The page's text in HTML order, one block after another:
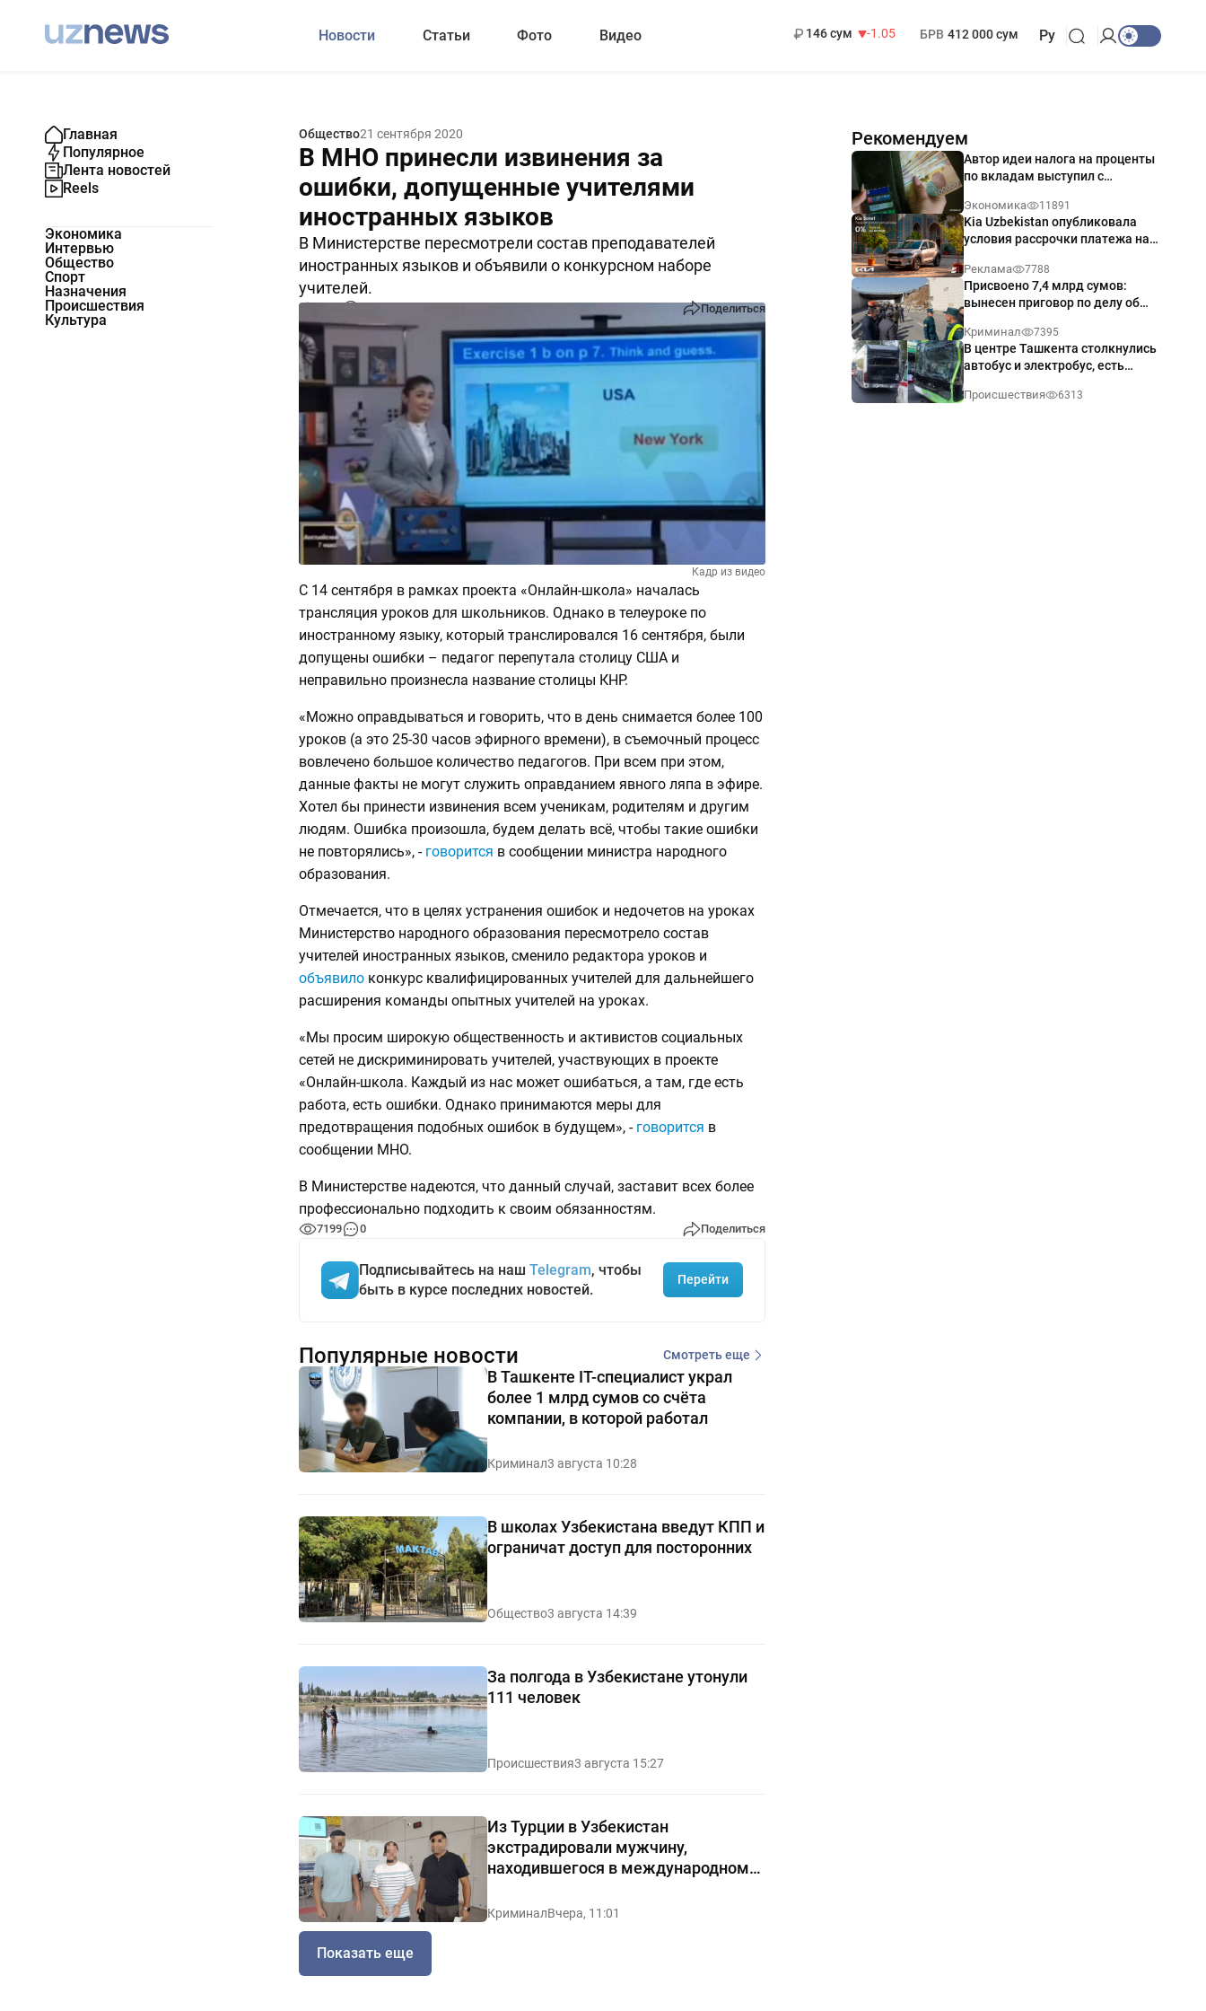
Новости Статьи Фото Видео
146 сум
-1.05
БРВ 412 000 сум Ру
Главная
Популярное
Лента новостей
Reels
Экономика
Интервью
Общество
Спорт
Назначения
Происшествия
Культура
Общество21 сентября 2020
В МНО принесли извинения за
ошибки, допущенные учителями
иностранных языков
В Министерстве пересмотрели состав преподавателей
иностранных языков и объявили о конкурсном наборе
учителей.
Поделиться
Кадр из видео
С 14 сентября в рамках проекта «Онлайн-школа» началась
трансляция уроков для школьников. Однако в телеуроке по
иностранному языку, который транслировался 16 сентября, были
допущены ошибки – педагог перепутала столицу США и
неправильно произнесла название столицы КНР.
«Можно оправдываться и говорить, что в день снимается более 100
уроков (а это 25-30 часов эфирного времени), в съемочный процесс
вовлечено большое количество педагогов. При всем при этом,
данные факты не могут служить оправданием явного ляпа в эфире.
Хотел бы принести извинения всем ученикам, родителям и другим
людям. Ошибка произошла, будем делать всё, чтобы такие ошибки
не повторялись», - говорится в сообщении министра народного
образования.
Отмечается, что в целях устранения ошибок и недочетов на уроках
Министерство народного образования пересмотрело состав
учителей иностранных языков, сменило редактора уроков и
объявилоконкурс квалифицированных учителей для дальнейшего
расширения команды опытных учителей на уроках.
«Мы просим широкую общественность и активистов социальных
сетей не дискриминировать учителей, участвующих в проекте
«Онлайн-школа. Каждый из нас может ошибаться, а там, где есть
работа, есть ошибки. Однако принимаются меры для
предотвращения подобных ошибок в будущем», - говорится в
сообщении МНО.
В Министерстве надеются, что данный случай, заставит всех более
профессионально подходить к своим обязанностям.
7199 0 Поделиться
Подписывайтесь на наш Telegram, чтобы
быть в курсе последних новостей.
Перейти
Рекомендуем
Автор идеи налога на проценты
по вкладам выступил с
Экономика 11891
Kia Uzbekistan опубликовала
условия рассрочки платежа на
годовых
Реклама 7788
Присвоено 7,4 млрд сумов:
вынесен приговор по делу об
Ташкенте
Криминал 7395
В центре Ташкента столкнулись
автобус и электробус, есть
Происшествия 6313
Популярные новости Смотреть еще
В Ташкенте IT-специалист украл
более 1 млрд сумов со счёта
компании, в которой работал
Криминал3 августа 10:28
В школах Узбекистана введут КПП и
ограничат доступ для посторонних
Общество3 августа 14:39
За полгода в Узбекистане утонули
111 человек
Происшествия3 августа 15:27
Из Турции в Узбекистан
экстрадировали мужчину,
находившегося в международном
КриминалВчера, 11:01
Показать еще